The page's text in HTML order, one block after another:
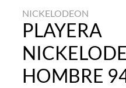
NICKELODEON
PLAYERA
HOMBRE